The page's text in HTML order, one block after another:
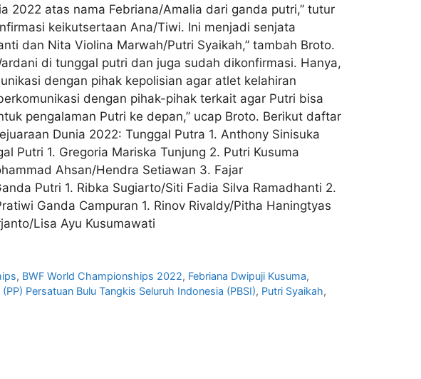
2022 atas nama Febriana/Amalia dari ganda putri,” tutur
keikutsertaan Ana/Tiwi. Ini menjadi senjata
dan Nita Violina Marwah/Putri Syaikah,” tambah Broto.
di tunggal putri dan juga sudah dikonfirmasi. Hanya,
dengan pihak kepolisian agar atlet kelahiran
dengan pihak-pihak terkait agar Putri bisa
pengalaman Putri ke depan,” ucap Broto. Berikut daftar
Dunia 2022: Tunggal Putra 1. Anthony Sinisuka
Putri 1. Gregoria Mariska Tunjung 2. Putri Kusuma
Ahsan/Hendra Setiawan 3. Fajar
Putri 1. Ribka Sugiarto/Siti Fadia Silva Ramadhanti 2.
Ganda Campuran 1. Rinov Rivaldy/Pitha Haningtyas
Lisa Ayu Kusumawati
, BWF World Championships 2022, Febriana Dwipuji Kusuma,
Persatuan Bulu Tangkis Seluruh Indonesia (PBSI), Putri Syaikah,